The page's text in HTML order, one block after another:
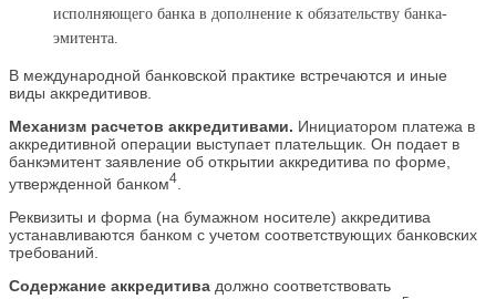
исполняющего банка в дополнение к обязательству банка-
эмитента.
В международной банковской практике встречаются и иные
виды аккредитивов.
Механизм расчетов аккредитивами. Инициатором платежа в
аккредитивной операции выступает плательщик. Он подает в
банкэмитент заявление об открытии аккредитива по форме,
утвержденной банком4
Реквизиты и форма (на бумажном носителе) аккредитива
устанавливаются банком с учетом соответствующих банковских
требований.
Содержание аккредитива должно соответствовать